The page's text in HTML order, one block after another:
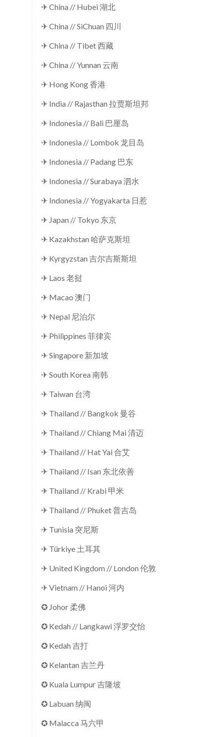
✈ China // Hubei 湖北
✈ China // SiChuan 四川
✈ China // Tibet 西藏
✈ China // Yunnan 云南
✈ Hong Kong 香港
✈ India // Rajasthan 拉贾斯坦邦
✈ Indonesia // Bali 巴厘岛
✈ Indonesia // Lombok 龙目岛
✈ Indonesia // Padang 巴东
✈ Indonesia // Surabaya 泗水
✈ Indonesia // Yogyakarta 日惹
✈ Japan // Tokyo 东京
✈ Kazakhstan 哈萨克斯坦
✈ Kyrgyzstan 吉尔吉斯斯坦
✈ Laos 老挝
✈ Macao 澳门
✈ Nepal 尼泊尔
✈ Philippines 菲律宾
✈ Singapore 新加坡
✈ South Korea 南韩
✈ Taiwan 台湾
✈ Thailand // Bangkok 曼谷
✈ Thailand // Chiang Mai 清迈
✈ Thailand // Hat Yai 合艾
✈ Thailand // Isan 东北依善
✈ Thailand // Krabi 甲米
✈ Thailand // Phuket 普吉岛
✈ Tunisia 突尼斯
✈ Türkiye 土耳其
✈ United Kingdom // London 伦敦
✈ Vietnam // Hanoi 河内
✪ Johor 柔佛
✪ Kedah // Langkawi 浮罗交怡
✪ Kedah 吉打
✪ Kelantan 吉兰丹
✪ Kuala Lumpur 吉隆坡
✪ Labuan 纳闽
✪ Malacca 马六甲